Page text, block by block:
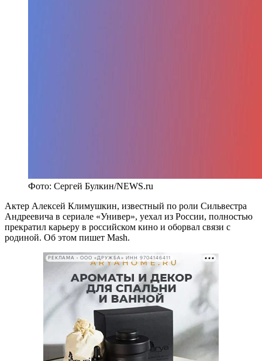
Фото: Сергей Булкин/NEWS.ru
Актер Алексей Климушкин, известный по роли Сильвестра
Андреевича в сериале «Универ», уехал из России, полностью
прекратил карьеру в российском кино и оборвал связи с
родиной. Об этом пишет Mash.
РЕКЛАМА • ООО «ДРУЖБА» ИНН 9704146411